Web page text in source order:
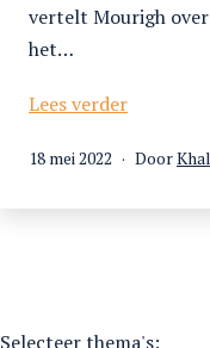
vertelt Mourigh over
het…
Lees verderDe
die
uit
Gepubliceerd
18 mei 2022 Door
Selecteer thema's: